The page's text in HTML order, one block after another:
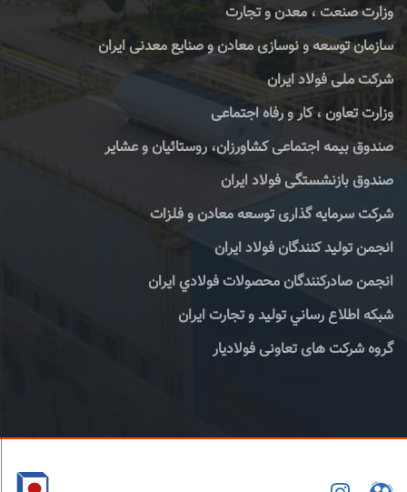
وزارت صنعت ، معدن و تجارت
سازمان توسعه و نوسازی معادن و صنایع معدنی ایران
شرکت ملی فولاد ایران
وزارت تعاون ، کار و رفاه اجتماعی
صندوق بیمه اجتماعی کشاورزان، روستائیان و عشایر
صندوق بازنشستگی فولاد ایران
شرکت سرمایه گذاری توسعه معادن و فلزات
انجمن تولید کنندگان فولاد ایران
انجمن صادركنندگان محصولات فولادي ايران
شبكه اطلاع رساني توليد و تجارت ايران
گروه شرکت های تعاونی فولادیار